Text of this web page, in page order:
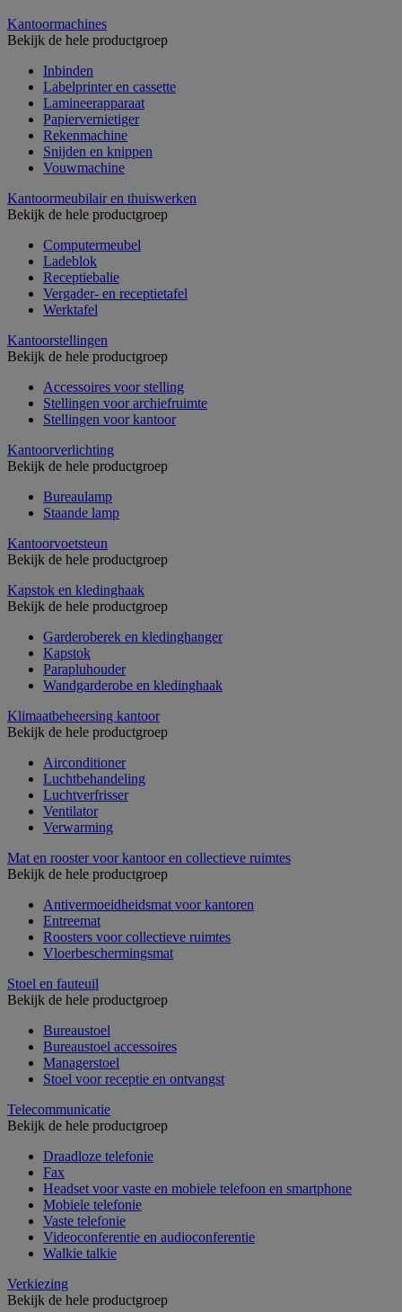
Kantoormachines
Bekijk de hele productgroep
Inbinden
Labelprinter en cassette
Lamineerapparaat
Papiervernietiger
Rekenmachine
Snijden en knippen
Vouwmachine
Kantoormeubilair en thuiswerken
Bekijk de hele productgroep
Computermeubel
Ladeblok
Receptiebalie
Vergader- en receptietafel
Werktafel
Kantoorstellingen
Bekijk de hele productgroep
Accessoires voor stelling
Stellingen voor archiefruimte
Stellingen voor kantoor
Kantoorverlichting
Bekijk de hele productgroep
Bureaulamp
Staande lamp
Kantoorvoetsteun
Bekijk de hele productgroep
Kapstok en kledinghaak
Bekijk de hele productgroep
Garderoberek en kledinghanger
Kapstok
Parapluhouder
Wandgarderobe en kledinghaak
Klimaatbeheersing kantoor
Bekijk de hele productgroep
Airconditioner
Luchtbehandeling
Luchtverfrisser
Ventilator
Verwarming
Mat en rooster voor kantoor en collectieve ruimtes
Bekijk de hele productgroep
Antivermoeidheidsmat voor kantoren
Entreemat
Roosters voor collectieve ruimtes
Vloerbeschermingsmat
Stoel en fauteuil
Bekijk de hele productgroep
Bureaustoel
Bureaustoel accessoires
Managerstoel
Stoel voor receptie en ontvangst
Telecommunicatie
Bekijk de hele productgroep
Draadloze telefonie
Fax
Headset voor vaste en mobiele telefoon en smartphone
Mobiele telefonie
Vaste telefonie
Videoconferentie en audioconferentie
Walkie talkie
Verkiezing
Bekijk de hele productgroep